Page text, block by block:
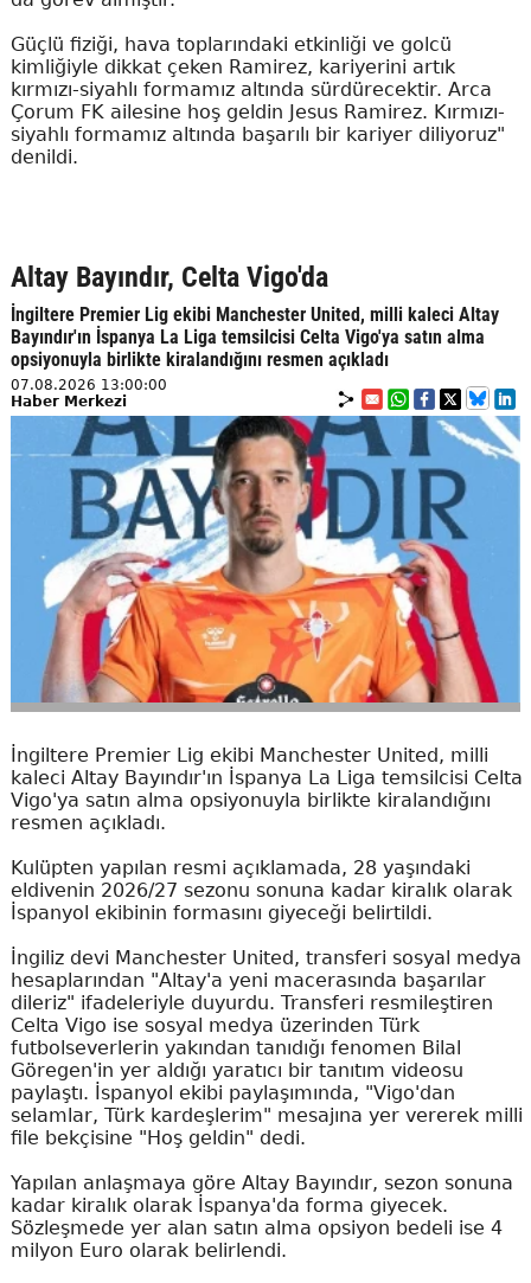
Güçlü fiziği, hava toplarındaki etkinliği ve golcü
kimliğiyle dikkat çeken Ramirez, kariyerini artık
kırmızı-siyahlı formamız altında sürdürecektir. Arca
Çorum FK ailesine hoş geldin Jesus Ramirez. Kırmızı-
siyahlı formamız altında başarılı bir kariyer diliyoruz"
denildi.
Altay Bayındır, Celta Vigo'da
İngiltere Premier Lig ekibi Manchester United, milli kaleci Altay
Bayındır'ın İspanya La Liga temsilcisi Celta Vigo'ya satın alma
opsiyonuyla birlikte kiralandığını resmen açıkladı
07.08.2026 13:00:00
Haber Merkezi
İngiltere Premier Lig ekibi Manchester United, milli
kaleci Altay Bayındır'ın İspanya La Liga temsilcisi Celta
Vigo'ya satın alma opsiyonuyla birlikte kiralandığını
resmen açıkladı.
Kulüpten yapılan resmi açıklamada, 28 yaşındaki
eldivenin 2026/27 sezonu sonuna kadar kiralık olarak
İspanyol ekibinin formasını giyeceği belirtildi.
İngiliz devi Manchester United, transferi sosyal medya
hesaplarından "Altay'a yeni macerasında başarılar
dileriz" ifadeleriyle duyurdu. Transferi resmileştiren
Celta Vigo ise sosyal medya üzerinden Türk
futbolseverlerin yakından tanıdığı fenomen Bilal
Göregen'in yer aldığı yaratıcı bir tanıtım videosu
paylaştı. İspanyol ekibi paylaşımında, "Vigo'dan
selamlar, Türk kardeşlerim" mesajına yer vererek milli
file bekçisine "Hoş geldin" dedi.
Yapılan anlaşmaya göre Altay Bayındır, sezon sonuna
kadar kiralık olarak İspanya'da forma giyecek.
Sözleşmede yer alan satın alma opsiyon bedeli ise 4
milyon Euro olarak belirlendi.